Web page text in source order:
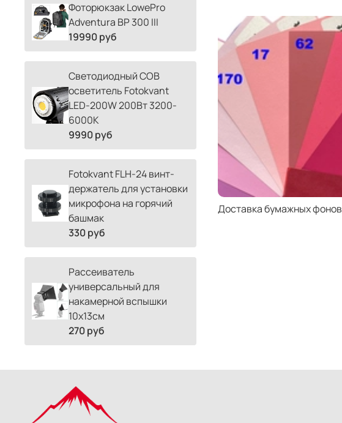
Доставка бумажных фонов
Фоторюкзак LowePro
Adventura BP 300 III
19990 руб
Светодиодный COB
осветитель Fotokvant
LED-200W 200Вт 3200-
6000К
9990 руб
Fotokvant FLH-24 винт-
держатель для установки
микрофона на горячий
башмак
330 руб
Рассеиватель
универсальный для
накамерной вспышки
10х13см
270 руб